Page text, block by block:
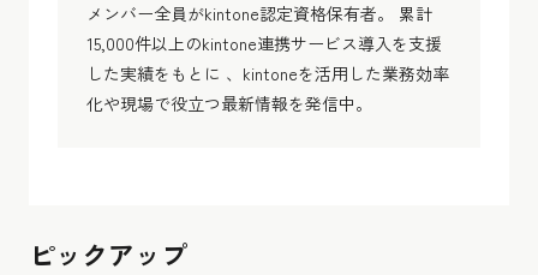
メンバー全員がkintone認定資格保有者。 累計
15,000件以上のkintone連携サービス導入を支援
した実績をもとに 、kintoneを活用した業務効率
化や現場で役立つ最新情報を発信中。
ピックアップ